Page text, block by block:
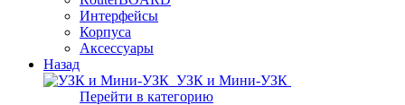
Интерфейсы
Корпуса
Аксессуары
Назад
УЗК и Мини-УЗК
Перейти в категорию